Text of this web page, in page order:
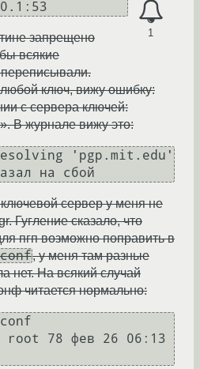
1
запрещено
всякие
ключ, вижу ошибку:
с сервера ключей:
В журнале вижу это:
'pgp.mit.edu'
на сбой
сервер у меня не
Гугление сказало, что
пгп возможно поправить в
, у меня там разные
нет. На всякий случай
читается нормально:
78 фев 26 06:13